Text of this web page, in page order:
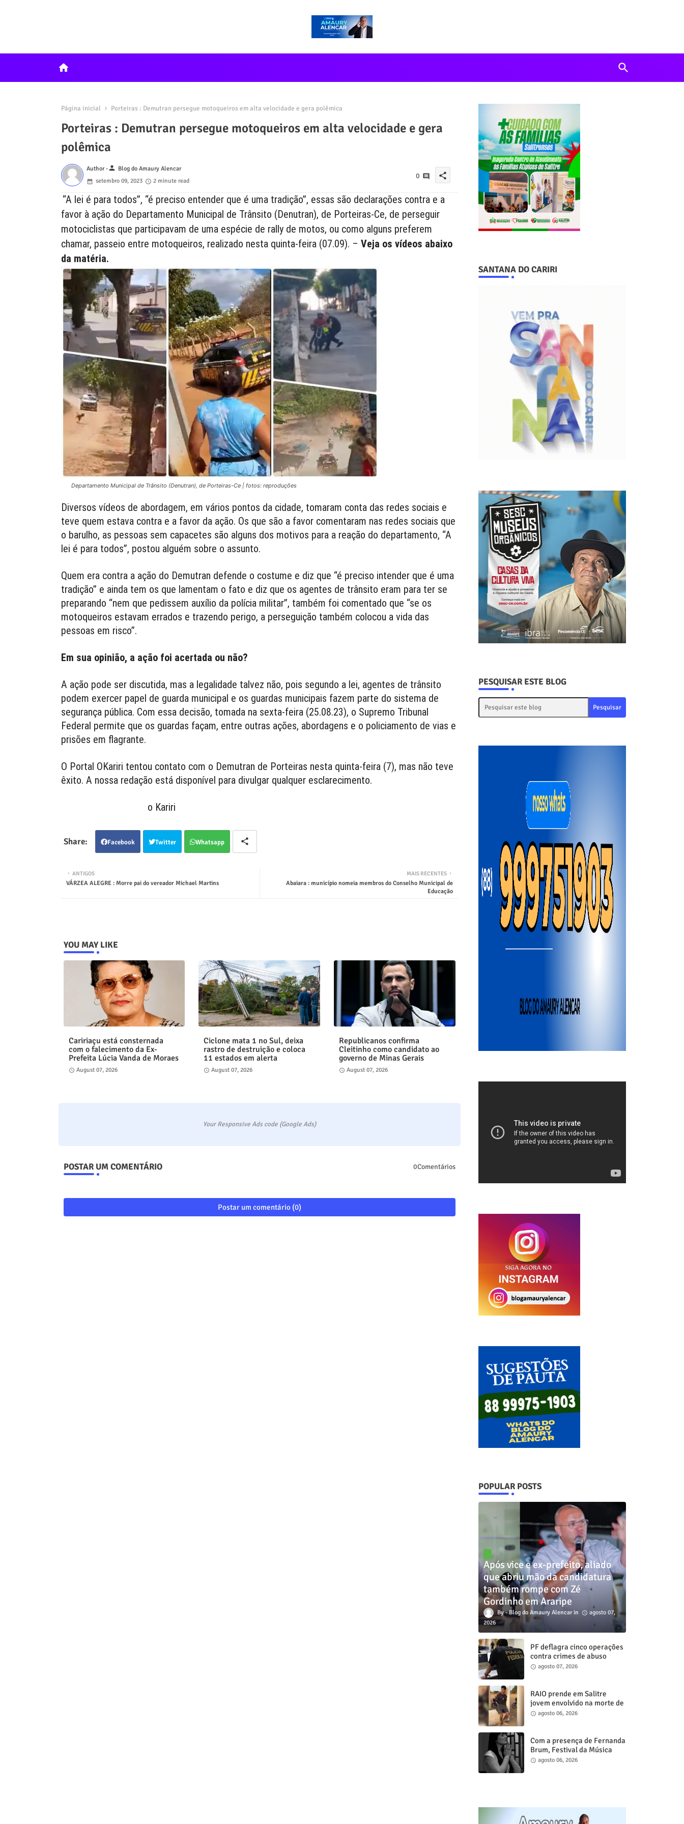
home
Página inicial Porteiras : Demutran persegue motoqueiros em alta velocidade e gera polêmica
Porteiras : Demutran persegue motoqueiros em alta velocidade e gera
polêmica
Author -person Blog do Amaury Alencar
setembro 09, 2023
2 minute read
0 share
“A lei é para todos”, “é preciso entender que é uma tradição”, essas são declarações contra e a
favor à ação do Departamento Municipal de Trânsito (Denutran), de Porteiras-Ce, de perseguir
motociclistas que participavam de uma espécie de rally de motos, ou como alguns preferem
chamar, passeio entre motoqueiros, realizado nesta quinta-feira (07.09). – Veja os vídeos abaixo
da matéria.
Departamento Municipal de Trânsito (Denutran), de Porteiras-Ce | fotos: reproduções
Diversos vídeos de abordagem, em vários pontos da cidade, tomaram conta das redes sociais e
teve quem estava contra e a favor da ação. Os que são a favor comentaram nas redes sociais que
o barulho, as pessoas sem capacetes são alguns dos motivos para a reação do departamento, “A
lei é para todos”, postou alguém sobre o assunto.
Quem era contra a ação do Demutran defende o costume e diz que “é preciso intender que é uma
tradição” e ainda tem os que lamentam o fato e diz que os agentes de trânsito eram para ter se
preparando “nem que pedissem auxílio da polícia militar”, também foi comentado que “se os
motoqueiros estavam errados e trazendo perigo, a perseguição também colocou a vida das
pessoas em risco”.
Em sua opinião, a ação foi acertada ou não?
A ação pode ser discutida, mas a legalidade talvez não, pois segundo a lei, agentes de trânsito
podem exercer papel de guarda municipal e os guardas municipais fazem parte do sistema de
segurança pública. Com essa decisão, tomada na sexta-feira (25.08.23), o Supremo Tribunal
Federal permite que os guardas façam, entre outras ações, abordagens e o policiamento de vias e
prisões em flagrante.
O Portal OKariri tentou contato com o Demutran de Porteiras nesta quinta-feira (7), mas não teve
êxito. A nossa redação está disponível para divulgar qualquer esclarecimento.
o Kariri
Facebook Twitter Whatsapp
MAIS RECENTES
Abaiara : município nomeia membros do Conselho Municipal de
Educação
ANTIGOS
VÁRZEA ALEGRE : Morre pai do vereador Michael Martins
YOU MAY LIKE
Caririaçu está consternada
com o falecimento da Ex-
Prefeita Lúcia Vanda de Moraes
August 07, 2026
Ciclone mata 1 no Sul, deixa
rastro de destruição e coloca
11 estados em alerta
August 07, 2026
Republicanos confirma
Cleitinho como candidato ao
governo de Minas Gerais
August 07, 2026
Your Responsive Ads code (Google Ads)
POSTAR UM COMENTÁRIO 0Comentários
Postar um comentário (0)
SANTANA DO CARIRI
PESQUISAR ESTE BLOG
POPULAR POSTS
Após vice e ex-prefeito, aliado
que abriu mão da candidatura
também rompe com Zé
Gordinho em Araripe
Blog do Amaury Alencar
agosto 07,
2026
PF deflagra cinco operações
contra crimes de abuso
sexual infanto juvenil em
agosto 07, 2026
RAIO prende em Salitre
jovem envolvido na morte de
psicóloga em Missão Velha
agosto 06, 2026
Com a presença de Fernanda
Brum, Festival da Música
Gospel de Juazeiro do Norte
agosto 06, 2026